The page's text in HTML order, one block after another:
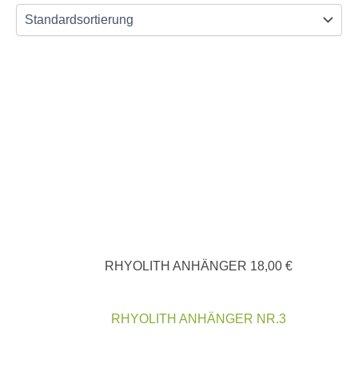
RHYOLITH ANHÄNGER NR.3
RHYOLITH ANHÄNGER 18,00 €